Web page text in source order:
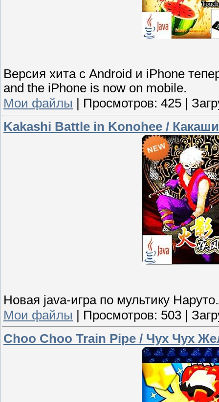
Версия хита с Android и iPhone
and the iPhone is now on mobile.
Мои файлы
Просмотров: 425
Kakashi Battle in Konohee /
Новая java-игра по мультику
Мои файлы
Просмотров: 503
Choo Choo Train Pipe / Чух Чух